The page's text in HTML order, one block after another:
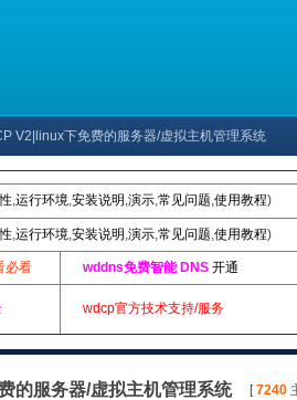
V2|linux下免费的服务器/虚拟主机管理系统
,运行环境,安装说明 ,演示,常见问题,使用教程)
,运行环境,安装说明 ,演示,常见问题,使用教程)
必看 wddns免费智能 DNS 开通
wdcp官方技术支持/服务
的服务器/虚拟主机管理系统 [7240